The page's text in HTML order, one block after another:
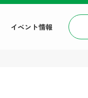
イベント情報